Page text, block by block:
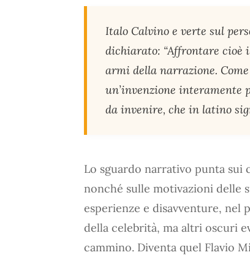
Italo Calvino e verte sul
dichiarato: “Affrontare cioè
armi della narrazione.
un’invenzione interamente
da invenire, che in latino
Lo sguardo narrativo punta
nonché sulle motivazioni delle
esperienze e disavventure, nel
della celebrità, ma altri oscuri
cammino. Diventa quel Flavio